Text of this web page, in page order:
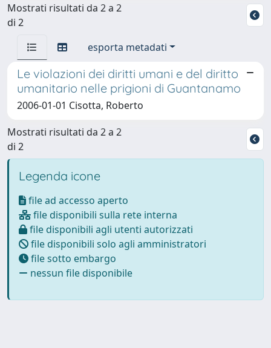
Mostrati risultati da 2 a 2
di 2
esporta metadati
Le violazioni dei diritti umani e del diritto
umanitario nelle prigioni di Guantanamo
2006-01-01 Cisotta, Roberto
Mostrati risultati da 2 a 2
di 2
Legenda icone
file ad accesso aperto
file disponibili sulla rete interna
file disponibili agli utenti autorizzati
file disponibili solo agli amministratori
file sotto embargo
nessun file disponibile